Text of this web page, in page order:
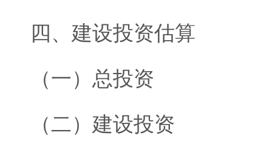
四、建设投资估算
（一）总投资
（二）建设投资